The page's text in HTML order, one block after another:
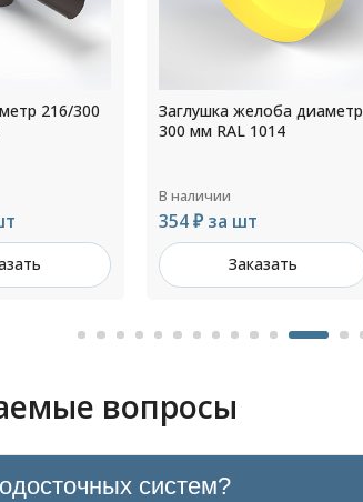
диаметр
Тройник трубы водостока
диаметр 140 мм L=1250мм
В наличии
Цена по запросу
Заказать
вопросы
систем?